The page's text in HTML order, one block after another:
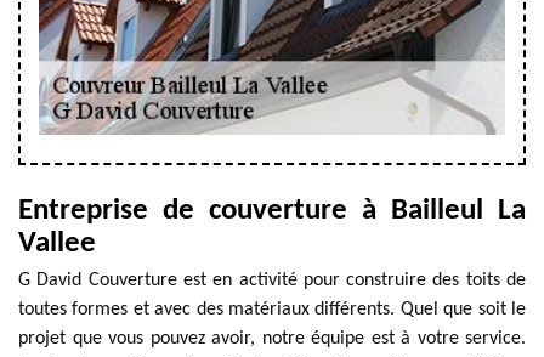
Entreprise de couverture à Bailleul La
Vallee
G David Couverture est en activité pour construire des toits de
toutes formes et avec des matériaux différents. Quel que soit le
projet que vous pouvez avoir, notre équipe est à votre service.